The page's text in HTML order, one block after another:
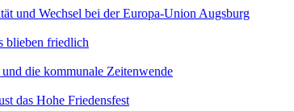
und Wechsel bei der Europa-Union Augsburg
blieben friedlich
die kommunale Zeitenwende
das Hohe Friedensfest